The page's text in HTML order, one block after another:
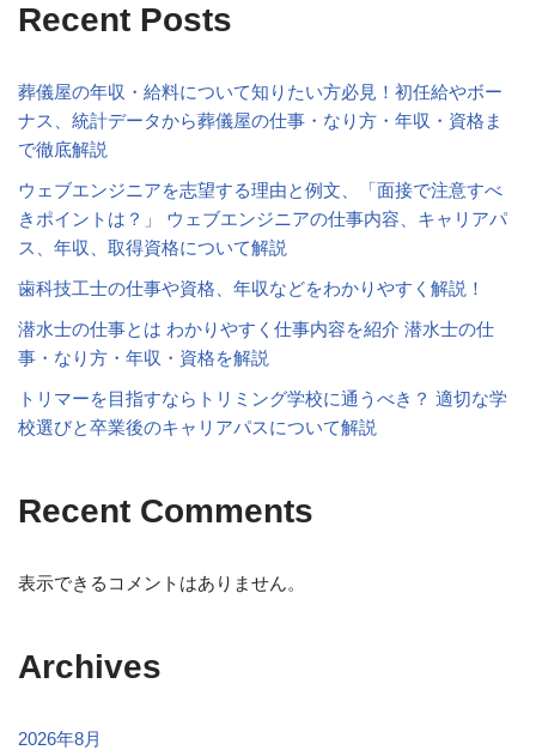
Recent Posts
葬儀屋の年収・給料について知りたい方必見！初任給やボー
ナス、統計データから葬儀屋の仕事・なり方・年収・資格ま
で徹底解説
ウェブエンジニアを志望する理由と例文、「面接で注意すべ
きポイントは？」 ウェブエンジニアの仕事内容、キャリアパ
ス、年収、取得資格について解説
歯科技工士の仕事や資格、年収などをわかりやすく解説！
潜水士の仕事とは わかりやすく仕事内容を紹介 潜水士の仕
事・なり方・年収・資格を解説
トリマーを目指すならトリミング学校に通うべき？ 適切な学
校選びと卒業後のキャリアパスについて解説
Recent Comments
表示できるコメントはありません。
Archives
2026年8月